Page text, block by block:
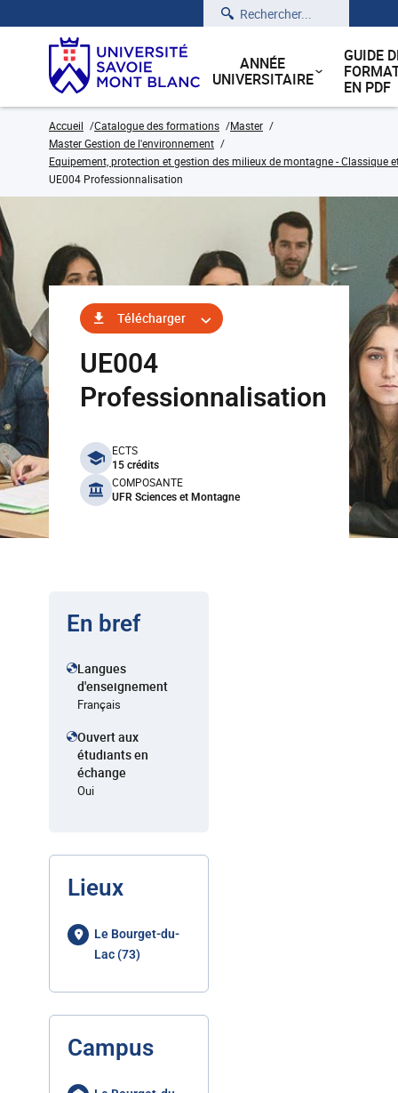
Rechercher
ANNÉE
UNIVERSITAIRE
GUIDE
EN PDF
Accueil Catalogue des formations
Master
Master Gestion de l'environnement
Equipement, protection et gestion des milieux de montagne - Classique
UE004 Professionnalisation
Télécharger
UE004
Professionnalisation
benefits
ECTS
15 crédits
COMPOSANTE
UFR Sciences et Montagne
En bref
Langues
d'enseignement
Français
Ouvert aux
étudiants en
échange
Oui
Lieux
Le Bourget-du-
Lac (73)
Campus